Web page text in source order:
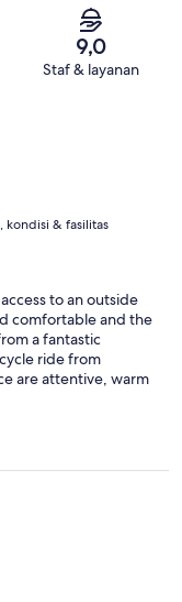
9,0
Staf & layanan
kondisi & fasilitas
to an outside
comfortable and the
a fantastic
ride from
are attentive, warm
we had what we
Wonderful